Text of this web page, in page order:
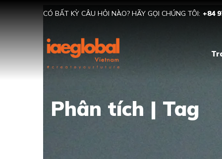
CÓ BẤT KỲ CÂU HỎI NÀO? HÃY GỌI CHÚNG TÔI: +84
Phân tích | Tag